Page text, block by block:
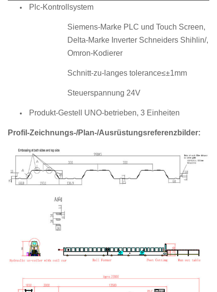
Plc-Kontrollsystem
Siemens-Marke PLC und Touch Screen,
Delta-Marke Inverter Schneiders Shihlin/,
Omron-Kodierer
Schnitt-zu-langes tolerance≤±1mm
Steuerspannung 24V
Produkt-Gestell UNO-betrieben, 3 Einheiten
Profil-Zeichnungs-/Plan-/Ausrüstungsreferenzbilder: